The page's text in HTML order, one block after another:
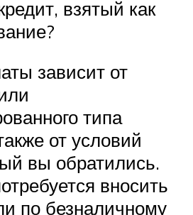
взятый как
зависит от
типа
от условий
вы обратились.
вносить
по безналичному